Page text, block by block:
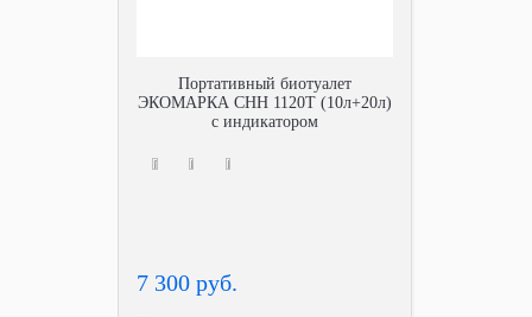
Портативный биотуалет
ЭКОМАРКА СНН 1120Т (10л+20л)
с индикатором
7 300 руб.